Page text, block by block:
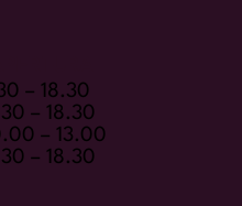
– 18.30
– 18.30
– 13.00
– 18.30